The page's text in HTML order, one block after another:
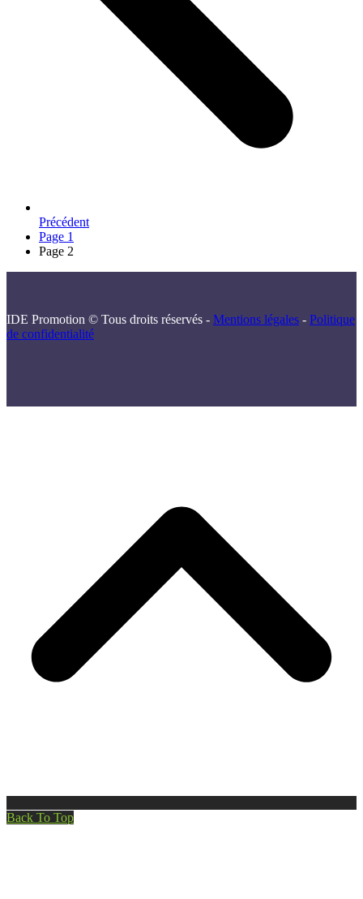
Précédent
Page 1
Page 2
IDE Promotion © Tous droits réservés - Mentions légales - Politique
de confidentialité
Back To Top